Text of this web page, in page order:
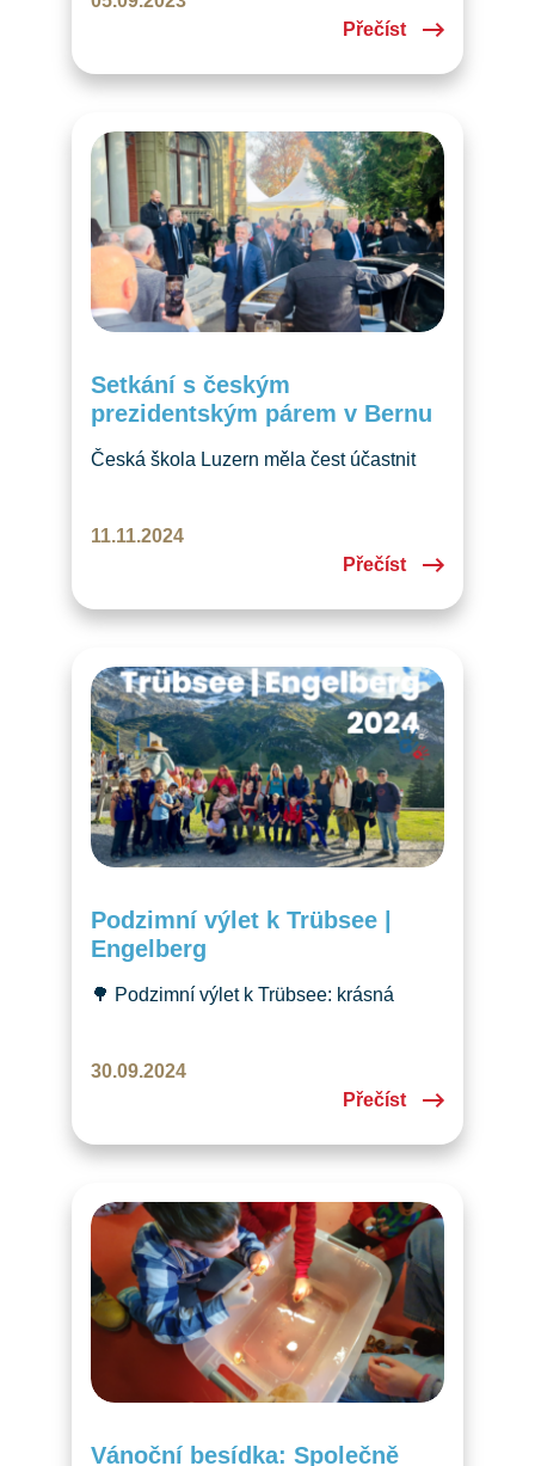
Přečíst
Setkání s českým
prezidentským párem v Bernu
Česká škola Luzern měla čest účastnit
setkání posílilo sounáležitost a českého
11.11.2024
Přečíst
Podzimní výlet k Trübsee |
Engelberg
🌳 Podzimní výlet k Trübsee: krásná
30.09.2024
Přečíst
Vánoční besídka: Společně